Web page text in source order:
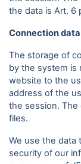
the data is Art. 6
Connection data
The storage of
by the system is
website to the
address of the
the session. The
files.
We use the data
security of our